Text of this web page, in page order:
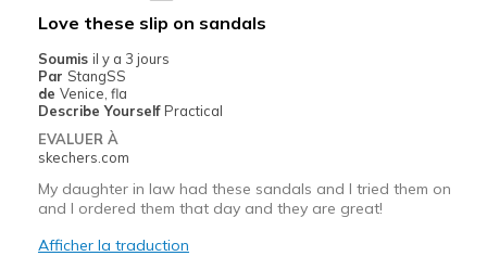
Love these slip on sandals
Soumis il y a 3 jours
Par StangSS
de Venice, fla
Describe Yourself Practical
EVALUER À
skechers.com
My daughter in law had these sandals and I tried them on
and I ordered them that day and they are great!
Afficher la traduction